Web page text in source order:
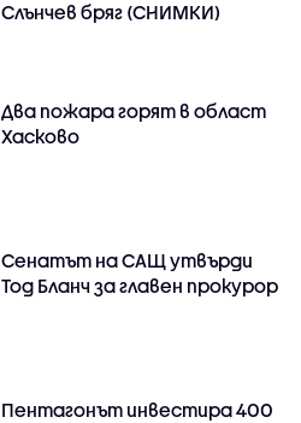
Слънчев бряг (СНИМКИ)
Два пожара горят в област
Хасково
Сенатът на САЩ утвърди
Тод Бланч за главен прокурор
Пентагонът инвестира 400